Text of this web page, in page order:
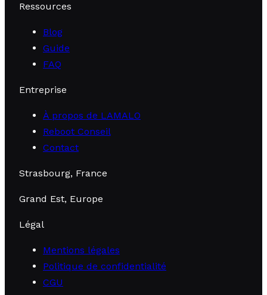
Ressources
Blog
Guide
FAQ
Entreprise
À propos de LAMALO
Reboot Conseil
Contact
Strasbourg, France
Grand Est, Europe
Légal
Mentions légales
Politique de confidentialité
CGU